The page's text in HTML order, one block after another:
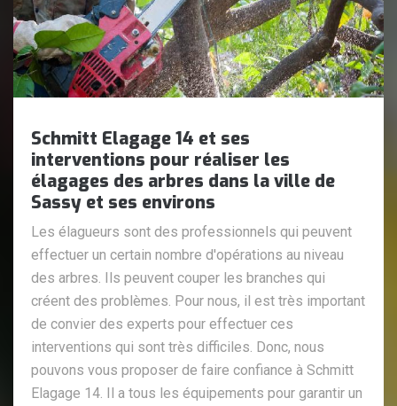
Schmitt Elagage 14 et ses
interventions pour réaliser les
élagages des arbres dans la ville de
Sassy et ses environs
Les élagueurs sont des professionnels qui peuvent
effectuer un certain nombre d'opérations au niveau
des arbres. Ils peuvent couper les branches qui
créent des problèmes. Pour nous, il est très important
de convier des experts pour effectuer ces
interventions qui sont très difficiles. Donc, nous
pouvons vous proposer de faire confiance à Schmitt
Elagage 14. Il a tous les équipements pour garantir un